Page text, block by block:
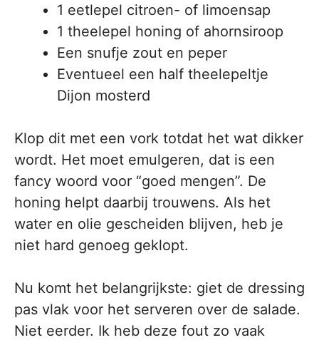
1 eetlepel citroen- of limoensap
1 theelepel honing of ahornsiroop
Een snufje zout en peper
Eventueel een half theelepeltje
Dijon mosterd
Klop dit met een vork totdat het wat dikker
wordt. Het moet emulgeren, dat is een
fancy woord voor “goed mengen”. De
honing helpt daarbij trouwens. Als het
water en olie gescheiden blijven, heb je
niet hard genoeg geklopt.
Nu komt het belangrijkste: giet de dressing
pas vlak voor het serveren over de salade.
Niet eerder. Ik heb deze fout zo vaak